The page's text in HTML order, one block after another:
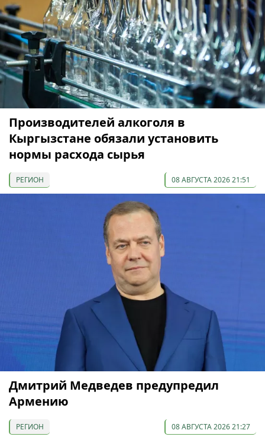
Производителей алкоголя в
Кыргызстане обязали установить
нормы расхода сырья
РЕГИОН 08 АВГУСТА 2026 21:51
Дмитрий Медведев предупредил
Армению
РЕГИОН 08 АВГУСТА 2026 21:27